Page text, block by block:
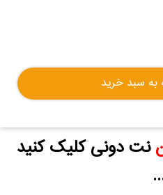
به سبد خرید
نت دونی کلیک کنید